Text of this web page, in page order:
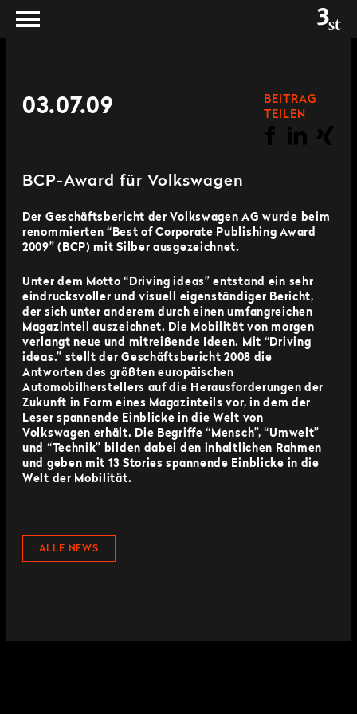
03.07.09
BEITRAG
TEILEN
BCP-Award für Volkswagen
Der Geschäftsbericht der Volkswagen AG wurde beim
renommierten “Best of Corporate Publishing Award
2009” (BCP) mit Silber ausgezeichnet.
Unter dem Motto “Driving ideas” entstand ein sehr
eindrucksvoller und visuell eigenständiger Bericht,
der sich unter anderem durch einen umfangreichen
Magazinteil auszeichnet. Die Mobilität von morgen
verlangt neue und mitreißende Ideen. Mit “Driving
ideas.” stellt der Geschäftsbericht 2008 die
Antworten des größten europäischen
Automobilherstellers auf die Herausforderungen der
Zukunft in Form eines Magazinteils vor, in dem der
Leser spannende Einblicke in die Welt von
Volkswagen erhält. Die Begriffe “Mensch”, “Umwelt”
und “Technik” bilden dabei den inhaltlichen Rahmen
und geben mit 13 Stories spannende Einblicke in die
Welt der Mobilität.
ALLE NEWS